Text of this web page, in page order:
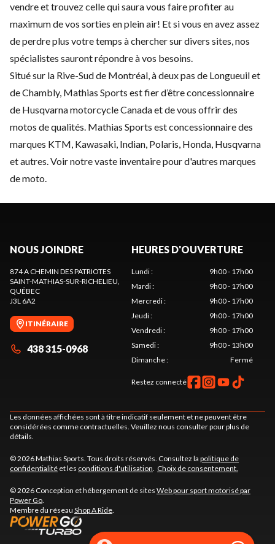
vendre et trouvez celle qui saura vous faire profiter au
maximum de vos sorties en plein air! Et si vous en avez assez
de perdre plus votre temps à chercher sur divers sites, nos
spécialistes sauront répondre à vos besoins.
Situé sur la Rive-Sud de Montréal, à deux pas de Longueuil et
de Chambly, Mathias Sports est fier d’être concessionnaire
de Husqvarna motorcycle Canada et de vous offrir des
motos de qualités. Mathias Sports est concessionnaire des
marques KTM, Kawasaki, Indian, Polaris, Honda, Husqvarna
et autres. Voir notre vaste inventaire pour d'autres marques
de moto.
NOUS JOINDRE
874 A CHEMIN DES PATRIOTES
SAINT-MATHIAS-SUR-RICHELIEU,
QUÉBEC
J3L 6A2
ITINÉRAIRE
438 315-0968
HEURES D'OUVERTURE
Lundi:
9h00 - 17h00
Mardi:
9h00 - 17h00
Mercredi:
9h00 - 17h00
Jeudi:
9h00 - 17h00
Vendredi:
9h00 - 17h00
Samedi:
9h00 - 13h00
Dimanche: Fermé
Restez connecté
Les données affichées sont à titre indicatif seulement et ne peuvent être
considérées comme contractuelles. Veuillez nous consulter pour plus de
détails.
© 2026 Mathias Sports. Tous droits réservés. Consultez la politique de
confidentialité et les conditions d'utilisation. Choix de consentement.
© 2026 Conception et hébergement de sites Web pour sport motorisé par
Power Go.
Membre du réseau Shop A Ride.